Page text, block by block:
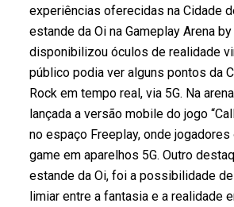
experiências oferecidas na Cidade
estande da Oi na Gameplay Arena by
disponibilizou óculos de realidade
público podia ver alguns pontos da
Rock em tempo real, via 5G. Na
lançada a versão mobile do jogo
no espaço Freeplay, onde jogadores
game em aparelhos 5G. Outro
estande da Oi, foi a possibilidade
limiar entre a fantasia e a realidade